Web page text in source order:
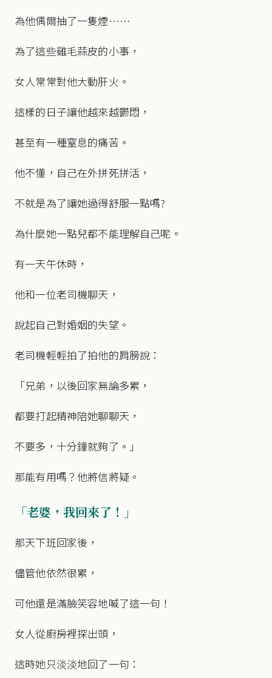
為他偶爾抽了一隻煙……
為了這些雞毛蒜皮的小事，
女人常常對他大動肝火。
這樣的日子讓他越來越鬱悶，
甚至有一種窒息的痛苦。
他不懂，自己在外拼死拼活，
不就是為了讓她過得舒服一點嗎?
為什麼她一點兒都不能理解自己呢。
有一天午休時，
他和一位老司機聊天，
說起自己對婚姻的失望。
老司機輕輕拍了拍他的肩膀說：
「兄弟，以後回家無論多累，
都要打起精神陪她聊聊天，
不要多，十分鐘就夠了。」
那能有用嗎？他將信將疑。
「老婆，我回來了！」
那天下班回家後，
儘管他依然很累，
可他還是滿臉笑容地喊了這一句！
女人從廚房裡探出頭，
這時她只淡淡地回了一句：